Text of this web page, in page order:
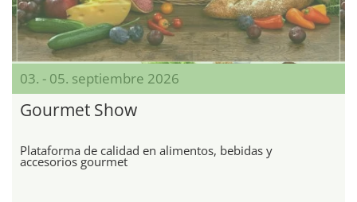
03. - 05. septiembre 2026
Gourmet Show
Plataforma de calidad en alimentos, bebidas y
accesorios gourmet